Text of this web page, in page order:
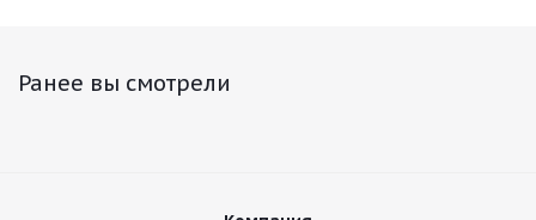
Ранее вы смотрели